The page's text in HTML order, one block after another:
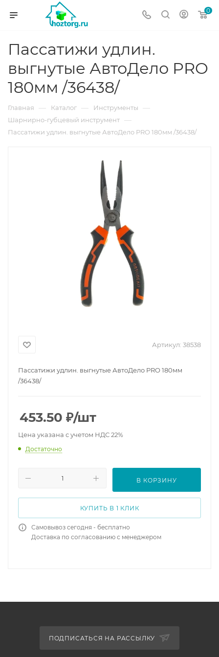
0
Пассатижи удлин.
выгнутые АвтоДело PRO
180мм /36438/
Главная — Каталог — Инструменты —
Шарнирно-губцевый инструмент —
Пассатижи удлин. выгнутые АвтоДело PRO 180мм /36438/
Артикул: 38538
Пассатижи удлин. выгнутые АвтоДело PRO 180мм
/36438/
453.50 ₽/шт
Цена указана с учетом НДС 22%
Достаточно
В КОРЗИНУ
КУПИТЬ В 1 КЛИК
Самовывоз сегодня - бесплатно
Доставка по согласованию с менеджером
ПОДПИСАТЬСЯ НА РАССЫЛКУ